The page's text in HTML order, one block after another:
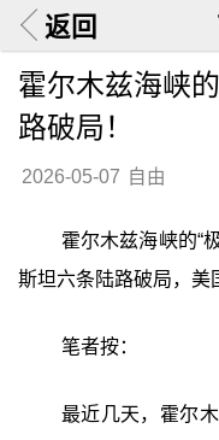
返回
霍尔木兹海峡
路破局！
2026-05-07 自由
霍尔木兹海峡的“
斯坦六条陆路破局，美
笔者按：
最近几天，霍尔